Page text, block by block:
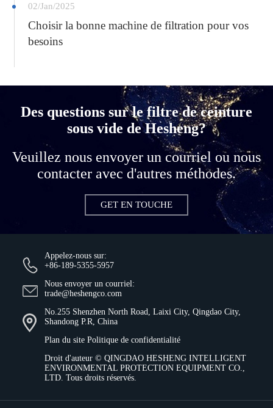
02/Jan/2025
Choisir la bonne machine de filtration pour vos
besoins
Des questions sur le filtre de ceinture
sous vide de Hesheng?
Veuillez nous envoyer un courriel ou nous
contacter avec d'autres méthodes.
GET EN TOUCHE
Appelez-nous sur:
+86-189-5355-5957
Nous envoyer un courriel:
trade@heshengco.com
No.255 Shenzhen North Road, Laixi City, Qingdao City,
Shandong P.R, China
Plan du site Politique de confidentialité
Droit d'auteur © QINGDAO HESHENG INTELLIGENT
ENVIRONMENTAL PROTECTION EQUIPMENT CO.,
LTD. Tous droits réservés.